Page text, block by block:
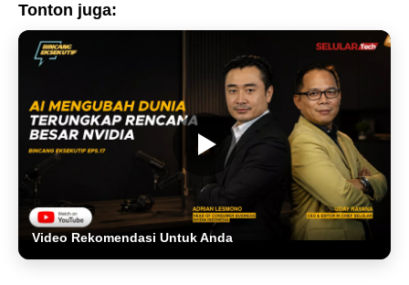
Tonton juga:
Video Rekomendasi Untuk Anda